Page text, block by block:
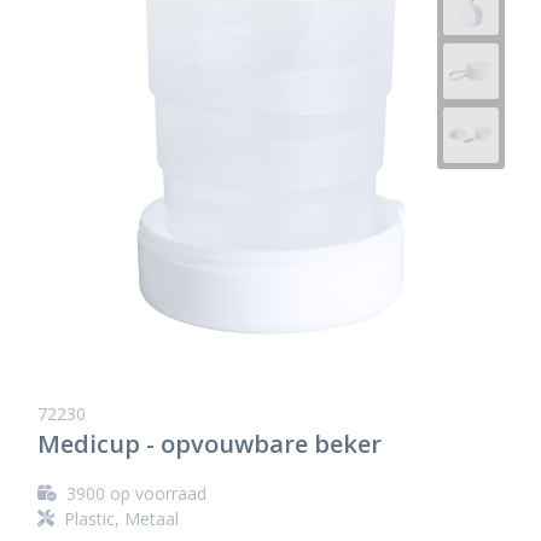
72230
Medicup - opvouwbare beker
3900 op voorraad
Plastic, Metaal